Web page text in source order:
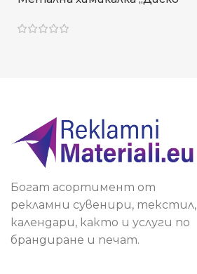
Богат асортимент от
рекламни сувенири, текстил,
календари, както и услуги по
брандиране и печат.